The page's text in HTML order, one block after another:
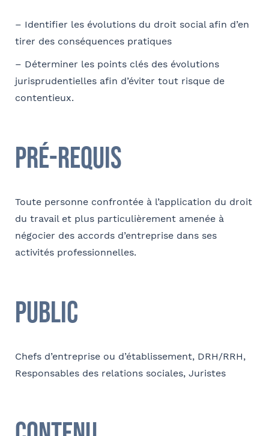
– Identifier les évolutions du droit social afin d’en
tirer des conséquences pratiques
– Déterminer les points clés des évolutions
jurisprudentielles afin d’éviter tout risque de
contentieux.
Pré-requis
Toute personne confrontée à l’application du droit
du travail et plus particulièrement amenée à
négocier des accords d’entreprise dans ses
activités professionnelles.
Public
Chefs d’entreprise ou d’établissement, DRH/RRH,
Responsables des relations sociales, Juristes
Ville
E-mail
Nom et Prénom
TéléphoneTapez votre recherche et